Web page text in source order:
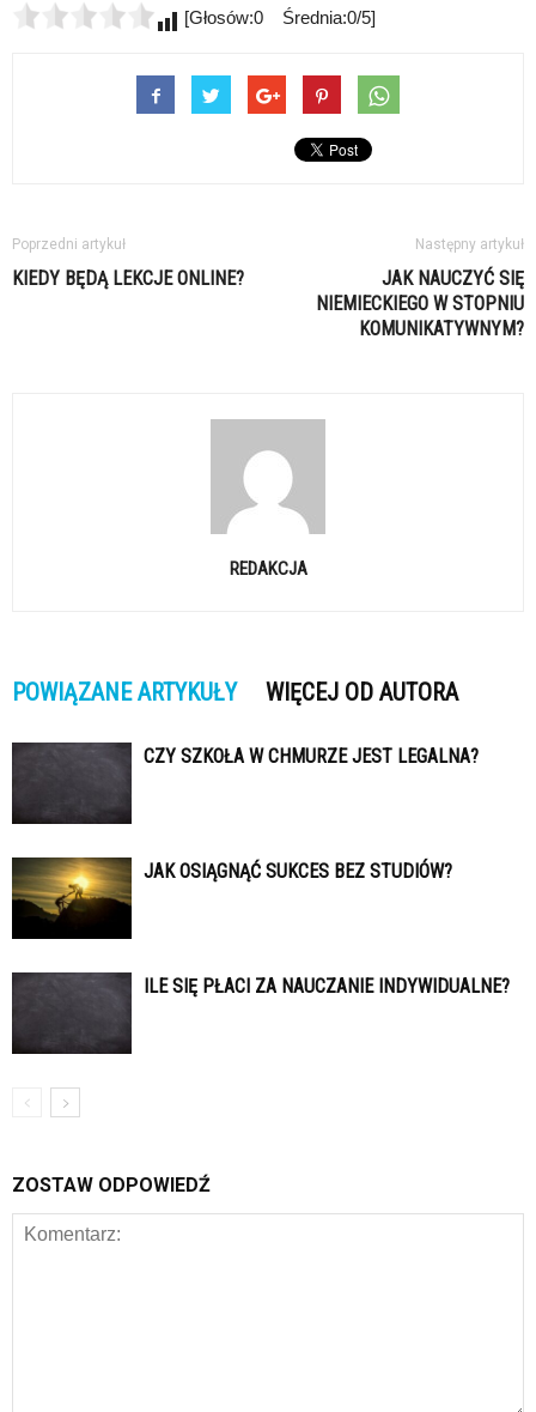
[Głosów:0 Średnia:0/5]
Poprzedni artykuł
KIEDY BĘDĄ LEKCJE ONLINE?
Następny artykuł
JAK NAUCZYĆ SIĘ
NIEMIECKIEGO W STOPNIU
KOMUNIKATYWNYM?
REDAKCJA
POWIĄZANE ARTYKUŁY WIĘCEJ OD AUTORA
CZY SZKOŁA W CHMURZE JEST LEGALNA?
JAK OSIĄGNĄĆ SUKCES BEZ STUDIÓW?
ILE SIĘ PŁACI ZA NAUCZANIE INDYWIDUALNE?
ZOSTAW ODPOWIEDŹ